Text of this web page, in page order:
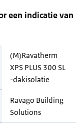
een indicatie van
(M)Ravatherm
XPS PLUS 300 SL
-dakisolatie
Ravago Building
Solutions